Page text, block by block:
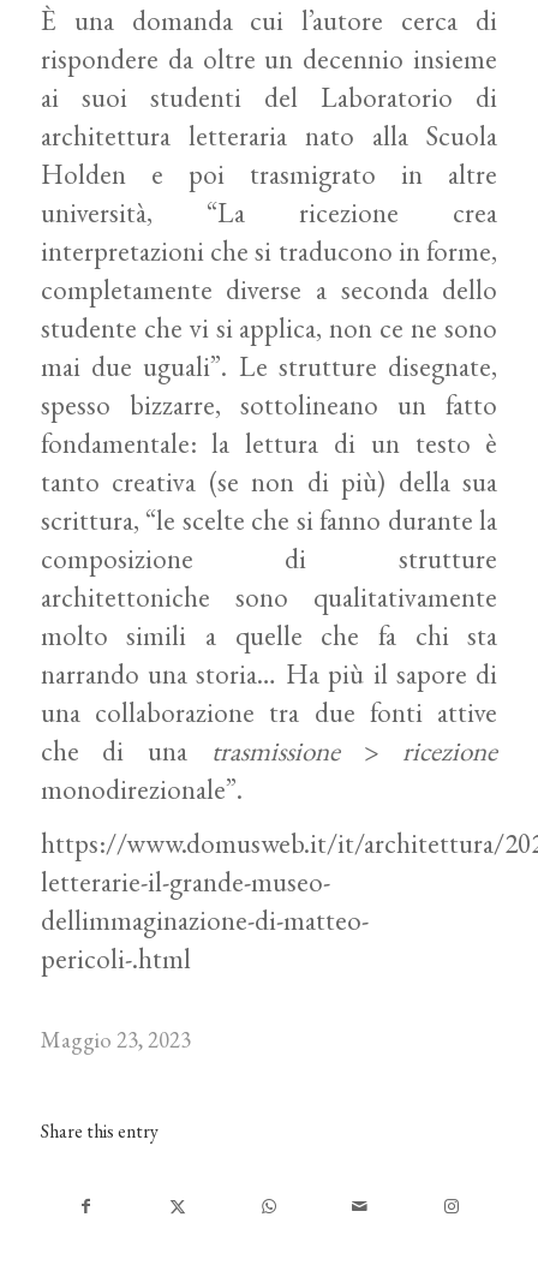
È una domanda cui l’autore cerca di
rispondere da oltre un decennio insieme
ai suoi studenti del Laboratorio di
architettura letteraria nato alla Scuola
Holden e poi trasmigrato in altre
università, “La ricezione crea
interpretazioni che si traducono in forme,
completamente diverse a seconda dello
studente che vi si applica, non ce ne sono
mai due uguali”. Le strutture disegnate,
spesso bizzarre, sottolineano un fatto
fondamentale: la lettura di un testo è
tanto creativa (se non di più) della sua
scrittura, “le scelte che si fanno durante la
composizione di strutture
architettoniche sono qualitativamente
molto simili a quelle che fa chi sta
narrando una storia… Ha più il sapore di
una collaborazione tra due fonti attive
che di una trasmissione> ricezione
monodirezionale”.
https://www.domusweb.it/it/architettura/
letterarie-il-grande-museo-
dellimmaginazione-di-matteo-
pericoli-.html
Maggio 23, 2023
Share this entry